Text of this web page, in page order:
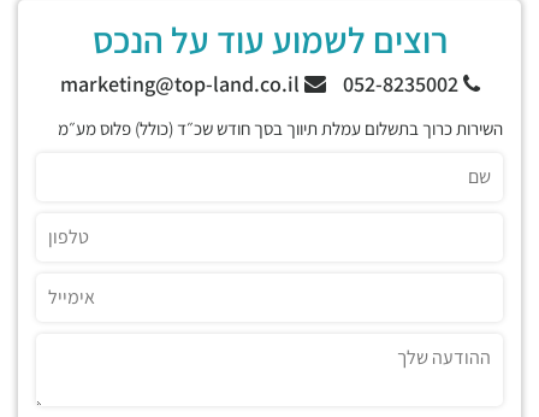
רוצים לשמוע עוד על הנכס
052-8235002
השירות כרוך בתשלום עמלת תיווך בסך חודש שכ״ד (כולל) פלוס מע״מ